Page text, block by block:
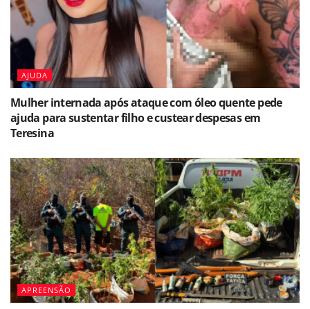
AJUDA
Mulher internada após ataque com óleo quente pede
ajuda para sustentar filho e custear despesas em
Teresina
APREENSÃO